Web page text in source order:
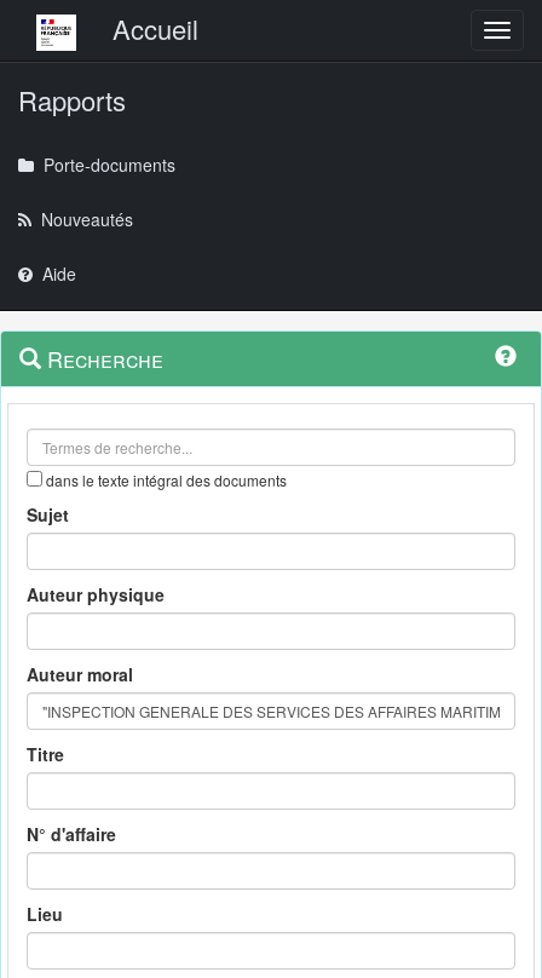
Menu principalAccueil
Rapports
Porte-documents
Nouveautés
Aide
Navigation
outils
Menu
contextuel
Recherche
dans le texte intégral des documents
Sujet
Auteur physique
Auteur moral
Titre
N° d'affaire
Lieu